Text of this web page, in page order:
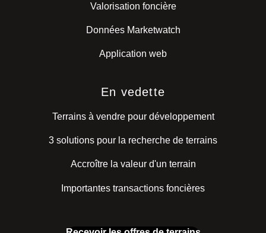
Valorisation foncière
Données Marketwatch
Application web
En vedette
Terrains à vendre pour développement
3 solutions pour la recherche de terrains
Accroître la valeur d'un terrain
Importantes transactions foncières